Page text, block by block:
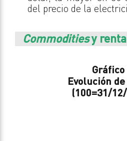
del precio de la
Commoditiesy
Gráfico
Evolución
(100=31/